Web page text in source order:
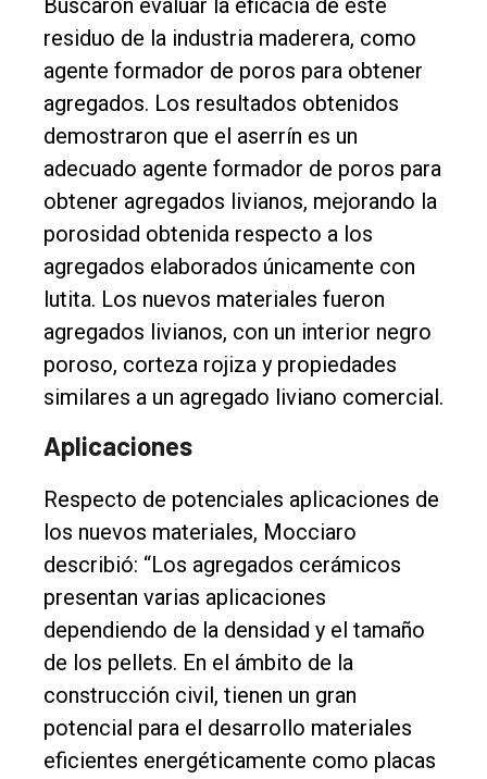
Buscaron evaluar la eficacia de este
residuo de la industria maderera, como
agente formador de poros para obtener
agregados. Los resultados obtenidos
demostraron que el aserrín es un
adecuado agente formador de poros para
obtener agregados livianos, mejorando la
porosidad obtenida respecto a los
agregados elaborados únicamente con
lutita. Los nuevos materiales fueron
agregados livianos, con un interior negro
poroso, corteza rojiza y propiedades
similares a un agregado liviano comercial.
Aplicaciones
Respecto de potenciales aplicaciones de
los nuevos materiales, Mocciaro
describió: “Los agregados cerámicos
presentan varias aplicaciones
dependiendo de la densidad y el tamaño
de los pellets. En el ámbito de la
construcción civil, tienen un gran
potencial para el desarrollo materiales
eficientes energéticamente como placas